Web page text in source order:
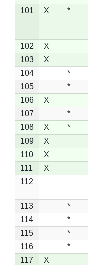
101
X *
102 X
103
X
104
*
105
*
106
X
107
*
108
X *
109
X
110
X
111
X
112
113
*
114
*
115
*
116
*
117
X